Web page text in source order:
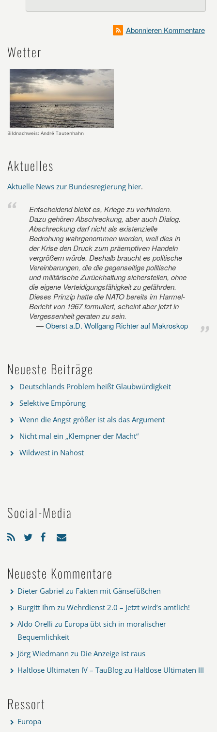
Abonnieren Kommentare
Wetter
Bildnachweis: André Tautenhahn
Aktuelles
Aktuelle News zur Bundesregierung hier.
Entscheidend bleibt es, Kriege zu verhindern.
Dazu gehören Abschreckung, aber auch Dialog.
Abschreckung darf nicht als existenzielle
Bedrohung wahrgenommen werden, weil dies in
der Krise den Druck zum präemptiven Handeln
vergrößern würde. Deshalb braucht es politische
Vereinbarungen, die die gegenseitige politische
und militärische Zurückhaltung sicherstellen, ohne
die eigene Verteidigungsfähigkeit zu gefährden.
Dieses Prinzip hatte die NATO bereits im Harmel-
Bericht von 1967 formuliert, scheint aber jetzt in
Vergessenheit geraten zu sein.
Oberst a.D. Wolfgang Richter auf Makroskop
Neueste Beiträge
Deutschlands Problem heißt Glaubwürdigkeit
Selektive Empörung
Wenn die Angst größer ist als das Argument
Nicht mal ein „Klempner der Macht“
Wildwest in Nahost
Social-Media
Neueste Kommentare
Dieter Gabriel zu Fakten mit Gänsefüßchen
Burgitt Ihm zu Wehrdienst 2.0 – Jetzt wird’s amtlich!
Aldo Orelli zu Europa übt sich in moralischer
Bequemlichkeit
Jörg Wiedmann zu Die Anzeige ist raus
Haltlose Ultimaten IV – TauBlog zu Haltlose Ultimaten III
Ressort
Europa